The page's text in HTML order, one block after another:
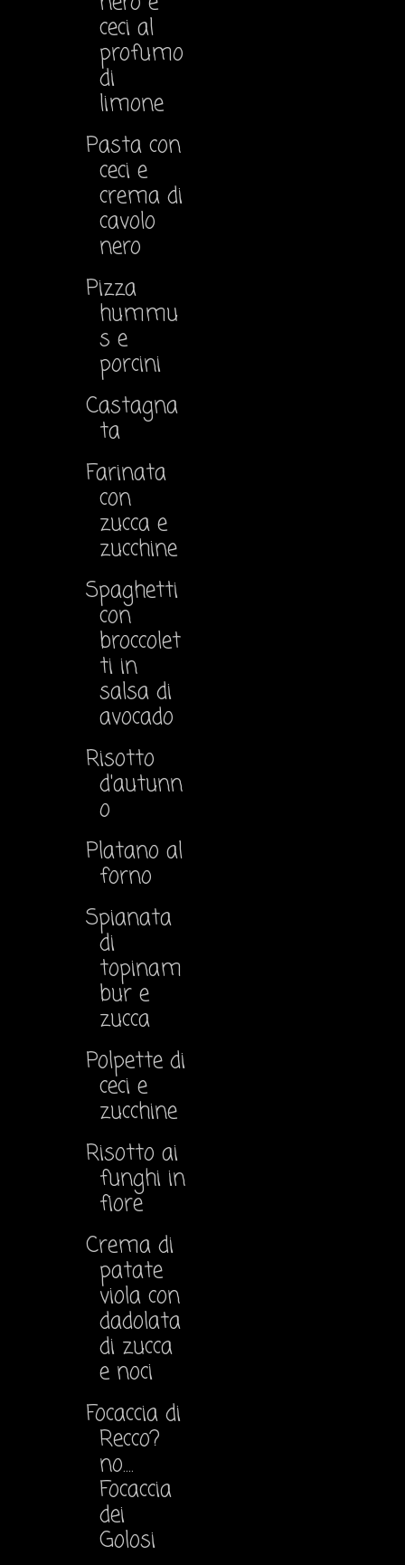
ceci al
profumo
di
limone
Pasta con
ceci e
crema di
cavolo
nero
Pizza
hummu
s e
porcini
Castagna
ta
Farinata
con
zucca e
zucchine
Spaghetti
con
broccolet
ti in
salsa di
avocado
Risotto
d'autunn
o
Platano al
forno
Spianata
di
topinam
bur e
zucca
Polpette di
ceci e
zucchine
Risotto ai
funghi in
fiore
Crema di
patate
viola con
dadolata
di zucca
e noci
Focaccia di
Recco?
no....
Focaccia
dei
Golosi